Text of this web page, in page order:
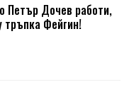
Петър Дочев работи,
тръпка Фейгин!